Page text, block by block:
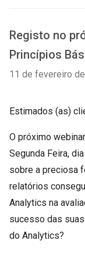
Registo no
Princípios
11 de fevereiro
Estimados (as)
O próximo
Segunda Feira,
sobre a preciosa
relatórios
Analytics na
sucesso das
do Analytics?